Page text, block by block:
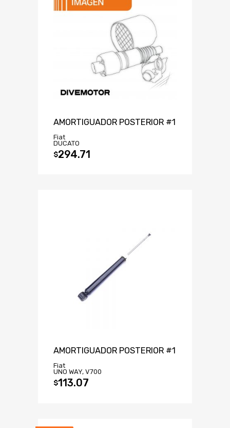
AMORTIGUADOR POSTERIOR #1
Fiat
DUCATO
$294.71
AMORTIGUADOR POSTERIOR #1
Fiat
UNO WAY, V700
$113.07